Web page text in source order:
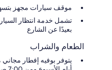
موقف سيارات مجهز
تشمل خدمة انتظار
بعيدًا عن الشارع
الطعام والشراب